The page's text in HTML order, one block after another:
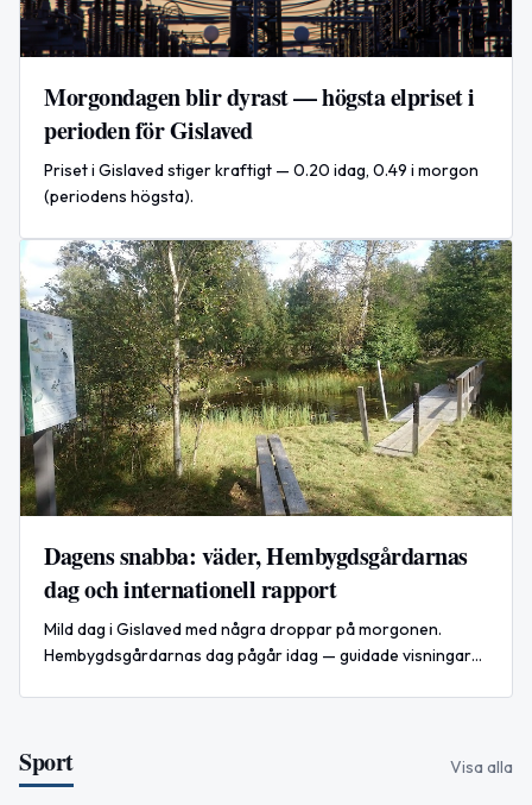
Morgondagen blir dyrast — högsta elpriset i
perioden för Gislaved
Priset i Gislaved stiger kraftigt — 0.20 idag, 0.49 i morgon
(periodens högsta).
Dagens snabba: väder, Hembygdsgårdarnas
dag och internationell rapport
Mild dag i Gislaved med några droppar på morgonen.
Hembygdsgårdarnas dag pågår idag — guidade visningar
Sport Visa alla